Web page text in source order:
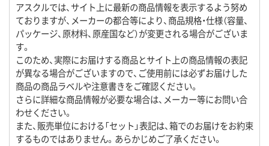
アスクルでは、サイト上に最新の商品情報を表示するよう努め
ておりますが、メーカーの都合等により、商品規格・仕様（容量、
パッケージ、原材料、原産国など）が変更される場合がございま
す。
このため、実際にお届けする商品とサイト上の商品情報の表記
が異なる場合がございますので、ご使用前には必ずお届けした
商品の商品ラベルや注意書きをご確認ください。
さらに詳細な商品情報が必要な場合は、メーカー等にお問い合
わせください。
また、販売単位における「セット」表記は、箱でのお届けをお約束
するものではありません。あらかじめご了承ください。